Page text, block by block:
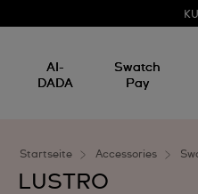
AI-
DADA
Swatch
Pay
Startseite Accessories
LUSTRO